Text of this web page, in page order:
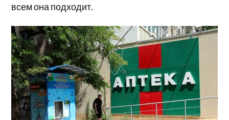
всем она подходит.